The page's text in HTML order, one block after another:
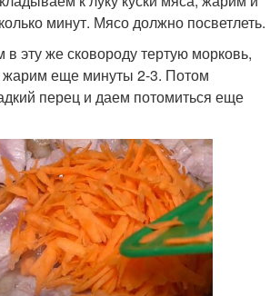
минут. Мясо должно посветлеть.
эту же сковороду тертую морковь,
еще минуты 2-3. Потом
перец и даем потомиться еще